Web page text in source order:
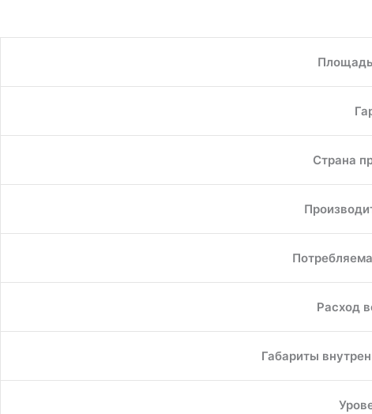
Страна
Расход
Габариты